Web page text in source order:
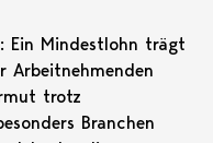
: Ein Mindestlohn trägt
Arbeitnehmenden
trotz
Branchen